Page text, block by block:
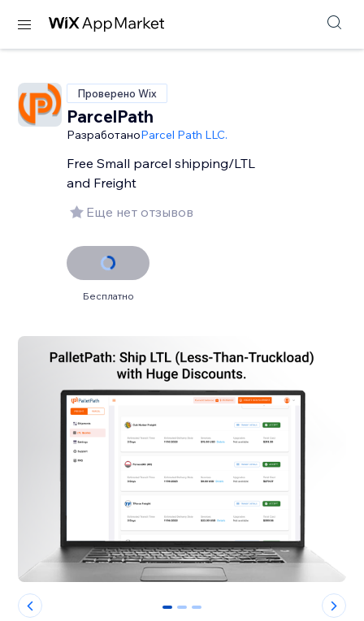
Проверено Wix
ParcelPath
РазработаноParcel Path LLC.
Free Small parcel shipping/LTL
and Freight
Еще нет отзывов
Бесплатно
0 1 2